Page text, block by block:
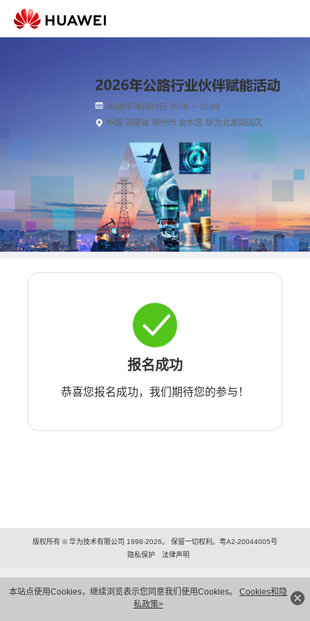
本站点使用Cookies，继续浏览表示您同意我们使用Cookies。 Cookies和隐
私政策>
报名成功
恭喜您报名成功，我们期待您的参与！
版权所有 © 华为技术有限公司 1998-2026。 保留一切权利。粤A2-20044005号
隐私保护
法律声明